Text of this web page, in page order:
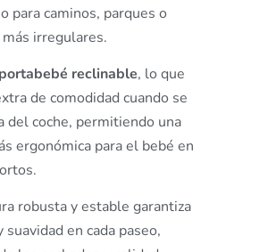
para caminos, parques o
irregulares.
portabebé reclinable, lo que
de comodidad cuando se
del coche, permitiendo una
ergonómica para el bebé en
robusta y estable garantiza
suavidad en cada paseo,